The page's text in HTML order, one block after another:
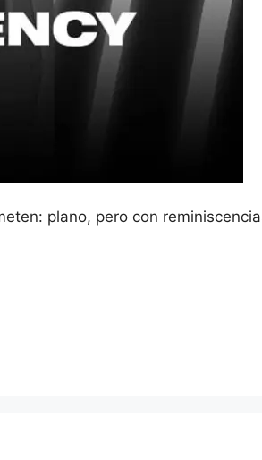
plano, pero con